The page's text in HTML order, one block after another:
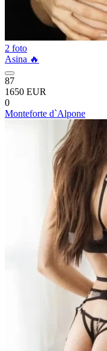
2 foto
Asina 🔥
87
1650 EUR
0
Monteforte d`Alpone